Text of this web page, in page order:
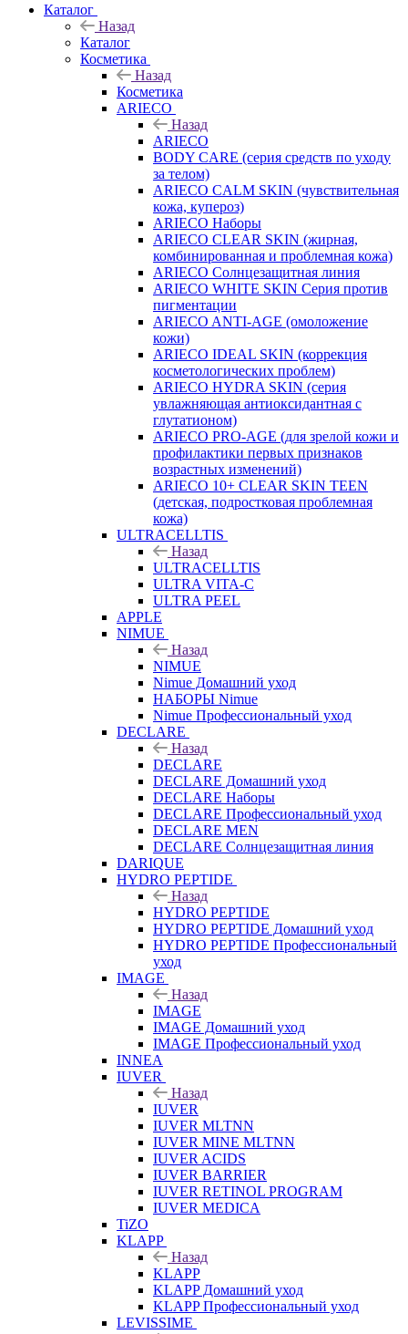
Каталог
Назад
Каталог
Косметика
Назад
Косметика
ARIECO
Назад
ARIECO
BODY CARE (серия средств по уходу
за телом)
ARIECO CALM SKIN (чувствительная
кожа, купероз)
ARIECO Наборы
ARIECO CLEAR SKIN (жирная,
комбинированная и проблемная кожа)
ARIECO Солнцезащитная линия
ARIECO WHITE SKIN Серия против
пигментации
ARIECO ANTI-AGE (омоложение
кожи)
ARIECO IDEAL SKIN (коррекция
косметологических проблем)
ARIECO HYDRA SKIN (серия
увлажняющая антиоксидантная с
глутатионом)
ARIECO PRO-AGE (для зрелой кожи и
профилактики первых признаков
возрастных изменений)
ARIECO 10+ CLEAR SKIN TEEN
(детская, подростковая проблемная
кожа)
ULTRACELLTIS
Назад
ULTRACELLTIS
ULTRA VITA-C
ULTRA PEEL
APPLE
NIMUE
Назад
NIMUE
Nimue Домашний уход
НАБОРЫ Nimue
Nimue Профессиональный уход
DECLARE
Назад
DECLARE
DECLARE Домашний уход
DECLARE Наборы
DECLARE Профессиональный уход
DECLARE MEN
DECLARE Солнцезащитная линия
DARIQUE
HYDRO PEPTIDE
Назад
HYDRO PEPTIDE
HYDRO PEPTIDE Домашний уход
HYDRO PEPTIDE Профессиональный
уход
IMAGE
Назад
IMAGE
IMAGE Домашний уход
IMAGE Профессиональный уход
INNEA
IUVER
Назад
IUVER
IUVER MLTNN
IUVER MINE MLTNN
IUVER ACIDS
IUVER BARRIER
IUVER RETINOL PROGRAM
IUVER MEDICA
TiZO
KLAPP
Назад
KLAPP
KLAPP Домашний уход
KLAPP Профессиональный уход
LEVISSIME